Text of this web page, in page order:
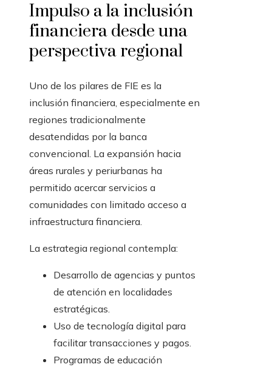
Impulso a la inclusión
financiera desde una
perspectiva regional
Uno de los pilares de FIE es la
inclusión financiera, especialmente en
regiones tradicionalmente
desatendidas por la banca
convencional. La expansión hacia
áreas rurales y periurbanas ha
permitido acercar servicios a
comunidades con limitado acceso a
infraestructura financiera.
La estrategia regional contempla:
Desarrollo de agencias y puntos
de atención en localidades
estratégicas.
Uso de tecnología digital para
facilitar transacciones y pagos.
Programas de educación